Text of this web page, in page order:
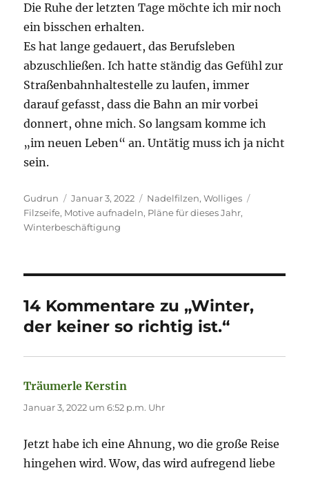
Die Ruhe der letzten Tage möchte ich mir noch
ein bisschen erhalten.
Es hat lange gedauert, das Berufsleben
abzuschließen. Ich hatte ständig das Gefühl zur
Straßenbahnhaltestelle zu laufen, immer
darauf gefasst, dass die Bahn an mir vorbei
donnert, ohne mich. So langsam komme ich
„im neuen Leben“ an. Untätig muss ich ja nicht
sein.
Autor
Gudrun
Veröffentlicht
am
Januar 3, 2022 Kategorien
Nadelfilzen,Wolliges
Filzseife, Motive aufnadeln, Pläne für dieses Jahr,
Winterbeschäftigung
14 Kommentare zu „Winter,
der keiner so richtig ist.“
Träumerle Kerstin
Januar 3, 2022 um 6:52 p.m. Uhr
Jetzt habe ich eine Ahnung, wo die große Reise
hingehen wird. Wow, das wird aufregend liebe